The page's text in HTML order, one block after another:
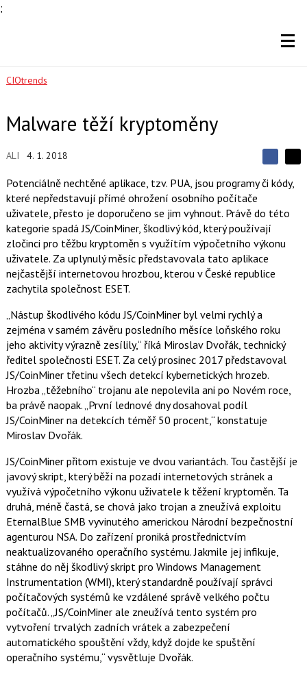
;
CIOtrends
Malware těží kryptoměny
ALI 4. 1. 2018
S
d
l
e
t
S
í
j
t
n
a
o
k
u
í
Potenciálně nechtěné aplikace, tzv. PUA, jsou programy či kódy,
které nepředstavují přímé ohrožení osobního počítače
uživatele, přesto je doporučeno se jim vyhnout. Právě do této
kategorie spadá JS/CoinMiner, škodlivý kód, který používají
zločinci pro těžbu kryptoměn s využítím výpočetního výkonu
uživatele. Za uplynulý měsíc představovala tato aplikace
nejčastější internetovou hrozbou, kterou v České republice
zachytila společnost ESET.
„Nástup škodlivého kódu JS/CoinMiner byl velmi rychlý a
zejména v samém závěru posledního měsíce loňského roku
jeho aktivity výrazně zesílily,“ říká Miroslav Dvořák, technický
ředitel společnosti ESET. Za celý prosinec 2017 představoval
JS/CoinMiner třetinu všech detekcí kybernetických hrozeb.
Hrozba „těžebního“ trojanu ale nepolevila ani po Novém roce,
ba právě naopak. „První lednové dny dosahoval podíl
JS/CoinMiner na detekcích téměř 50 procent,“ konstatuje
Miroslav Dvořák.
JS/CoinMiner přitom existuje ve dvou variantách. Tou častější je
javový skript, který běží na pozadí internetových stránek a
využívá výpočetního výkonu uživatele k těžení kryptoměn. Ta
druhá, méně častá, se chová jako trojan a zneužívá exploitu
EternalBlue SMB vyvinutého americkou Národní bezpečnostní
agenturou NSA. Do zařízení proniká prostřednictvím
neaktualizovaného operačního systému. Jakmile jej infikuje,
stáhne do něj škodlivý skript pro Windows Management
Instrumentation (WMI), který standardně používají správci
počítačových systémů ke vzdálené správě velkého počtu
počítačů. „JS/CoinMiner ale zneužívá tento systém pro
vytvoření trvalých zadních vrátek a zabezpečení
automatického spouštění vždy, když dojde ke spuštění
operačního systému,“ vysvětluje Dvořák.